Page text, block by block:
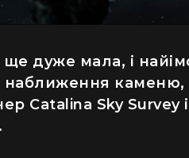
ДІМ
ще дуже мала, і
наближення
Catalina Sky Survey